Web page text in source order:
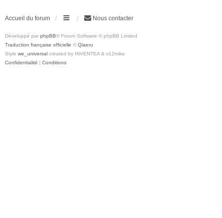
Accueil du forum Nous contacter
Développé par phpBB® Forum Software © phpBB Limited
Traduction française officielle © Qiaeru
Style we_universal created by INVENTEA & v12mike
Confidentialité | Conditions